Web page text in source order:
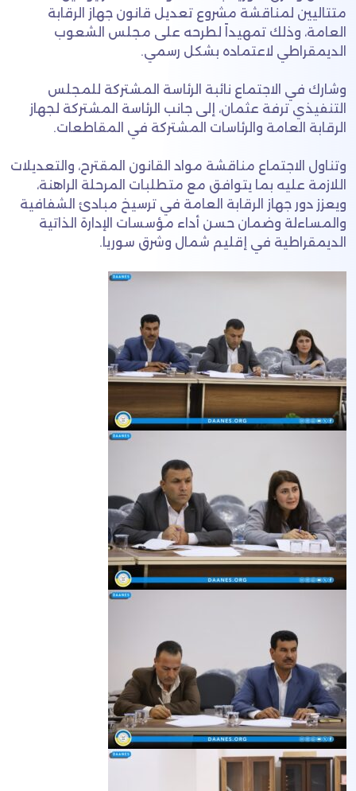
متتاليين لمناقشة مشروع تعديل قانون جهاز الرقابة
العامة، وذلك تمهيداً لطرحه على مجلس الشعوب
الديمقراطي لاعتماده بشكل رسمي.
وشارك في الاجتماع نائبة الرئاسة المشتركة للمجلس
التنفيذي ترفة عثمان، إلى جانب الرئاسة المشتركة لجهاز
الرقابة العامة والرئاسات المشتركة في المقاطعات.
وتناول الاجتماع مناقشة مواد القانون المقترح، والتعديلات
اللازمة عليه بما يتوافق مع متطلبات المرحلة الراهنة،
ويعزز دور جهاز الرقابة العامة في ترسيخ مبادئ الشفافية
والمساءلة وضمان حسن أداء مؤسسات الإدارة الذاتية
الديمقراطية في إقليم شمال وشرق سوريا.